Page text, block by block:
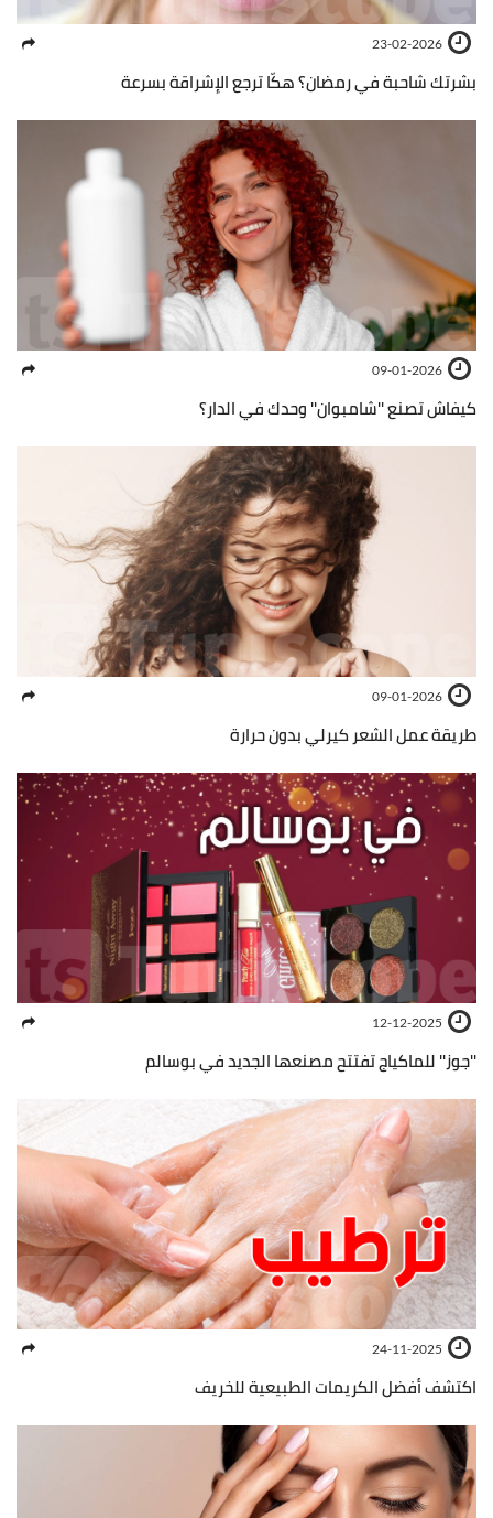
23-02-2026
بشرتك شاحبة في رمضان؟ هكّا ترجع الإشراقة بسرعة
09-01-2026
كيفاش تصنع ''شامبوان'' وحدك في الدار؟
09-01-2026
طريقة عمل الشعر كيرلي بدون حرارة
12-12-2025
''جوز'' للماكياج تفتتح مصنعها الجديد في بوسالم
24-11-2025
اكتشف أفضل الكريمات الطبيعية للخريف